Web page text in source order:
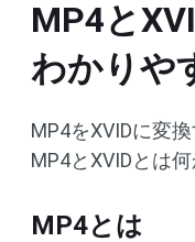
MP4と
わかりや
MP4をXVIDに変
MP4とXVIDとは
MP4とは